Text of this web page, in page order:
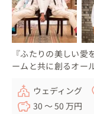
『ふたりの美しい
ームと共に創るオー
ウェディング
30 〜 50 万円